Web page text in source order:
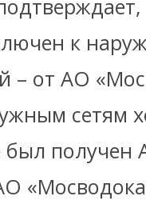
к
– от АО
сетям
получен